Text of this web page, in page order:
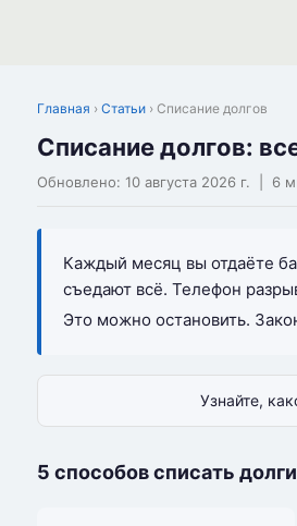
Главная › Статьи › Списание долгов
Списание долгов:
Обновлено: 10 августа 2026 г. | 6
Каждый месяц вы отдаёте
съедают всё. Телефон
Это можно остановить.
Узнайте,
5 способов списать долги